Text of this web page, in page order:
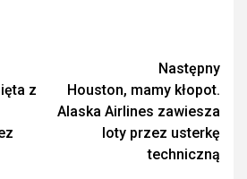
z
Następny
Houston, mamy kłopot.
Alaska Airlines zawiesza
loty przez usterkę
techniczną